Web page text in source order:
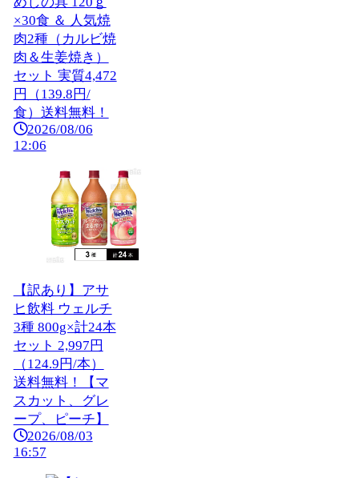
×30食 ＆ 人気焼
肉2種（カルビ焼
肉＆生姜焼き）
セット 実質4,472
円（139.8円/
食）送料無料！
2026/08/06
12:06
【訳あり】アサ
ヒ飲料 ウェルチ
3種 800g×計24本
セット 2,997円
（124.9円/本）
送料無料！【マ
スカット、グレ
ープ、ピーチ】
2026/08/03
16:57